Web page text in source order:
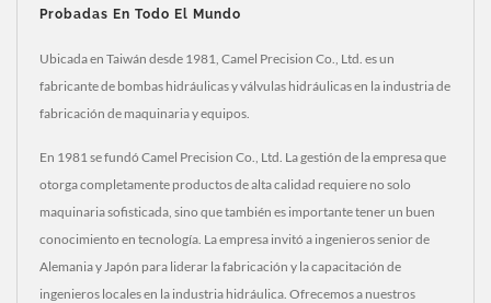
Probadas En Todo El Mundo
Ubicada en Taiwán desde 1981, Camel Precision Co., Ltd. es un
fabricante de bombas hidráulicas y válvulas hidráulicas en la industria de
fabricación de maquinaria y equipos.
En 1981 se fundó Camel Precision Co., Ltd. La gestión de la empresa que
otorga completamente productos de alta calidad requiere no solo
maquinaria sofisticada, sino que también es importante tener un buen
conocimiento en tecnología. La empresa invitó a ingenieros senior de
Alemania y Japón para liderar la fabricación y la capacitación de
ingenieros locales en la industria hidráulica. Ofrecemos a nuestros